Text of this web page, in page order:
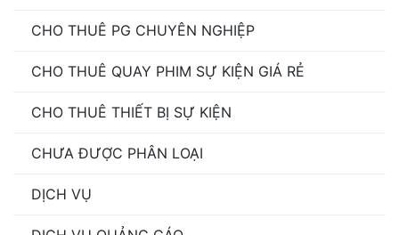
CHO THUÊ PG CHUYÊN NGHIỆP
CHO THUÊ QUAY PHIM SỰ KIỆN GIÁ RẺ
CHO THUÊ THIẾT BỊ SỰ KIỆN
CHƯA ĐƯỢC PHÂN LOẠI
DỊCH VỤ